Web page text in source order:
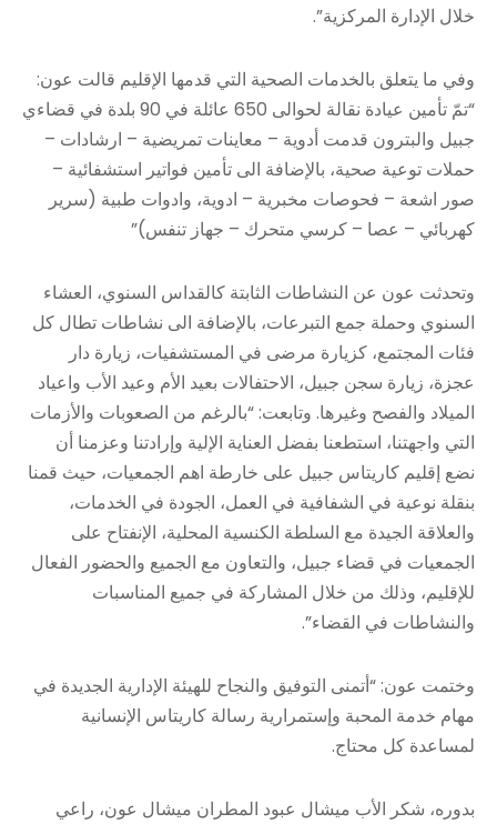
خلال الإدارة المركزية”.
وفي ما يتعلق بالخدمات الصحية التي قدمها الإقليم قالت عون:
“تمّ تأمين عيادة نقالة لحوالى 650 عائلة في 90 بلدة في قضاءي
جبيل والبترون قدمت أدوية – معاينات تمريضية – ارشادات –
حملات توعية صحية، بالإضافة الى تأمين فواتير استشفائية –
صور اشعة – فحوصات مخبرية – ادوية، وادوات طبية (سرير
كهربائي – عصا – كرسي متحرك – جهاز تنفس)”
وتحدثت عون عن النشاطات الثابتة كالقداس السنوي، العشاء
السنوي وحملة جمع التبرعات، بالإضافة الى نشاطات تطال كل
فئات المجتمع، كزيارة مرضى في المستشفيات، زيارة دار
عجزة، زيارة سجن جبيل، الاحتفالات بعيد الأم وعيد الأب واعياد
الميلاد والفصح وغيرها. وتابعت: “بالرغم من الصعوبات والأزمات
التي واجهتنا، استطعنا بفضل العناية الإلية وإرادتنا وعزمنا أن
نضع إقليم كاريتاس جبيل على خارطة اهم الجمعيات، حيث قمنا
بنقلة نوعية في الشفافية في العمل، الجودة في الخدمات،
والعلاقة الجيدة مع السلطة الكنسية المحلية، الإنفتاح على
الجمعيات في قضاء جبيل، والتعاون مع الجميع والحضور الفعال
للإقليم، وذلك من خلال المشاركة في جميع المناسبات
والنشاطات في القضاء”.
وختمت عون: “أتمنى التوفيق والنجاح للهيئة الإدارية الجديدة في
مهام خدمة المحبة وإستمرارية رسالة كاريتاس الإنسانية
لمساعدة كل محتاج.
بدوره، شكر الأب ميشال عبود المطران ميشال عون، راعي